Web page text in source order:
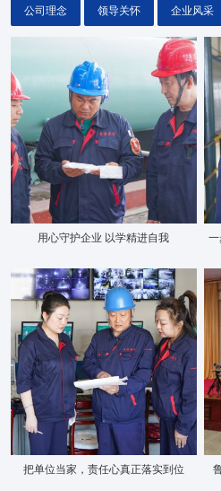
公司理念 领导关怀 企业风采
用心守护企业 以学精进自我
把单位当家，责任心真正落实到位